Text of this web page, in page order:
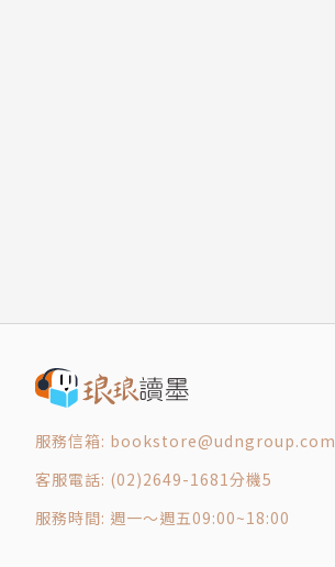
服務信箱: bookstore@udngroup.com
客服電話: (02)2649-1681分機5
服務時間: 週一～週五09:00~18:00